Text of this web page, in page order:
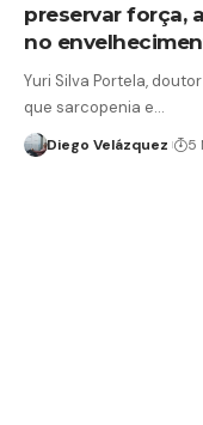
preservar força,
no
Yuri Silva Portela,
que sarcopenia e…
Diego Velázquez 5